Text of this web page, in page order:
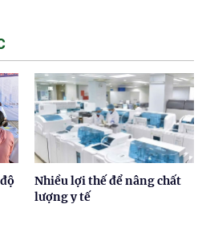
Nhiều lợi thế để nâng chất
lượng y tế